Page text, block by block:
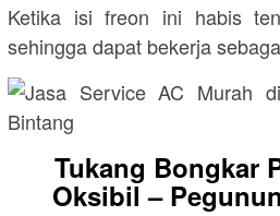
Ketika isi freon ini habis
sehingga dapat bekerja
Tukang Bongkar
Oksibil –